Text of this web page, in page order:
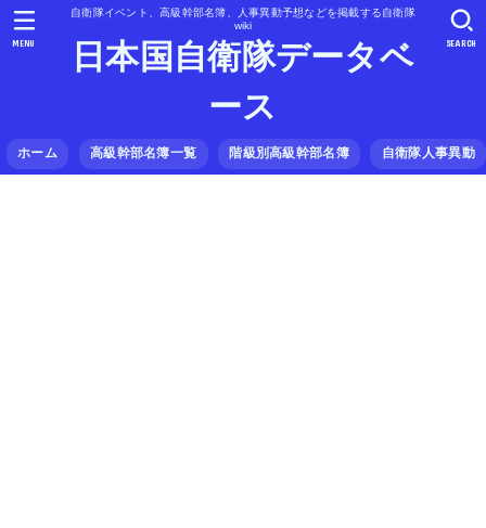
自衛隊イベント、高級幹部名簿、人事異動予想などを掲載する自衛隊
wiki
日本国自衛隊データベ
ース
ホーム 高級幹部名簿一覧 階級別高級幹部名簿 自衛隊人事異動
SEARCH
MENU